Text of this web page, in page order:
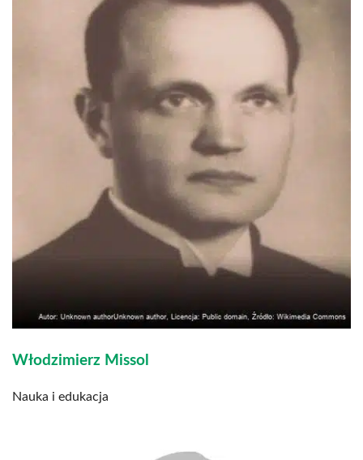
Włodzimierz Missol
Nauka i edukacja